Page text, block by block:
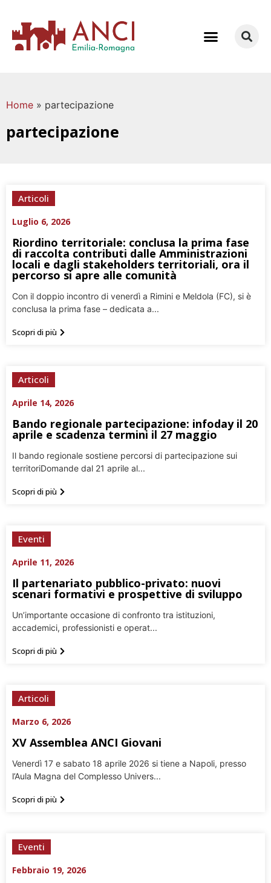
Home » partecipazione
partecipazione
Articoli
Luglio 6, 2026
Riordino territoriale: conclusa la prima fase
di raccolta contributi dalle Amministrazioni
locali e dagli stakeholders territoriali, ora il
percorso si apre alle comunità
Con il doppio incontro di venerdì a Rimini e Meldola (FC), si è
conclusa la prima fase – dedicata a...
Scopri di più
Articoli
Aprile 14, 2026
Bando regionale partecipazione: infoday il 20
aprile e scadenza termini il 27 maggio
Il bando regionale sostiene percorsi di partecipazione sui
territoriDomande dal 21 aprile al...
Scopri di più
Eventi
Aprile 11, 2026
Il partenariato pubblico-privato: nuovi
scenari formativi e prospettive di sviluppo
Un’importante occasione di confronto tra istituzioni,
accademici, professionisti e operat...
Scopri di più
Articoli
Marzo 6, 2026
XV Assemblea ANCI Giovani
Venerdì 17 e sabato 18 aprile 2026 si tiene a Napoli, presso
l’Aula Magna del Complesso Univers...
Scopri di più
Eventi
Febbraio 19, 2026